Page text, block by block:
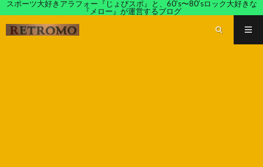
スポーツ大好きアラフォー『じょびスポ』と、60’s〜80’sロック大好きな
『メロー』が運営するブログ